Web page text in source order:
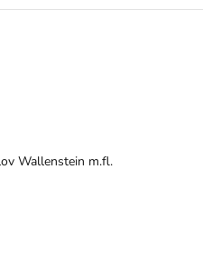
Wallenstein m.fl.